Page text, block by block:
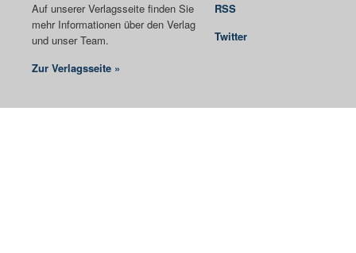
Auf unserer Verlagsseite finden Sie
mehr Informationen über den Verlag
und unser Team.
Zur Verlagsseite »
RSS
Twitter